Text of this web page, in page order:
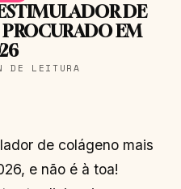
DE
EM
DE LEITURA
de colágeno mais
e não é à toa!